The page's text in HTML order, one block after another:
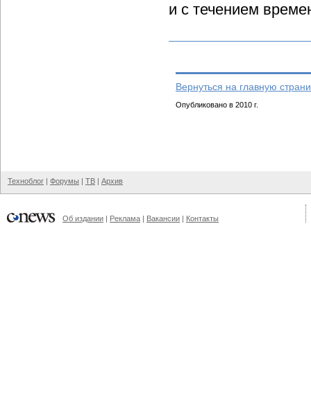
и с течением
Вернуться на главную
Опубликовано в 2010 г.
Техноблог | Форумы | ТВ | Архив
Об издании | Реклама | Вакансии | Контакты